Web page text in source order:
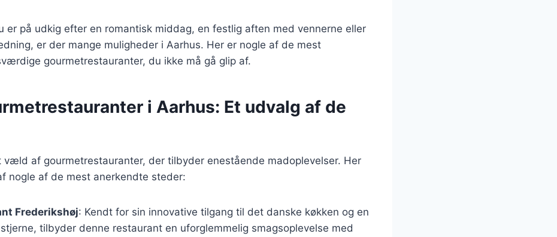
er på udkig efter en romantisk middag, en festlig aften med vennerne eller
er der mange muligheder i Aarhus. Her er nogle af de mest
gourmetrestauranter, du ikke må gå glip af.
i Aarhus: Et udvalg af de
væld af gourmetrestauranter, der tilbyder enestående madoplevelser. Her
nogle af de mest anerkendte steder:
Frederikshøj: Kendt for sin innovative tilgang til det danske køkken og en
tilbyder denne restaurant en uforglemmelig smagsoplevelse med